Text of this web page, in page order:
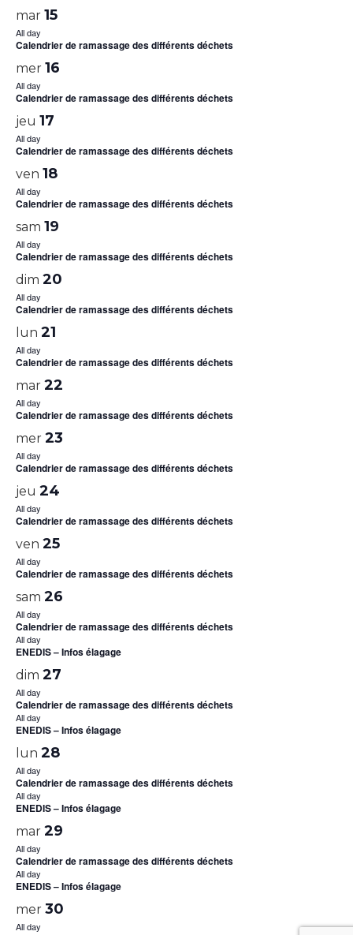
mar 15
All day
Calendrier de ramassage des différents déchets
mer 16
All day
Calendrier de ramassage des différents déchets
jeu 17
All day
Calendrier de ramassage des différents déchets
ven 18
All day
Calendrier de ramassage des différents déchets
sam 19
All day
Calendrier de ramassage des différents déchets
dim 20
All day
Calendrier de ramassage des différents déchets
lun 21
All day
Calendrier de ramassage des différents déchets
mar 22
All day
Calendrier de ramassage des différents déchets
mer 23
All day
Calendrier de ramassage des différents déchets
jeu 24
All day
Calendrier de ramassage des différents déchets
ven 25
All day
Calendrier de ramassage des différents déchets
sam 26
All day
Calendrier de ramassage des différents déchets
All day
ENEDIS – Infos élagage
dim 27
All day
Calendrier de ramassage des différents déchets
All day
ENEDIS – Infos élagage
lun 28
All day
Calendrier de ramassage des différents déchets
All day
ENEDIS – Infos élagage
mar 29
All day
Calendrier de ramassage des différents déchets
All day
ENEDIS – Infos élagage
mer 30
All day